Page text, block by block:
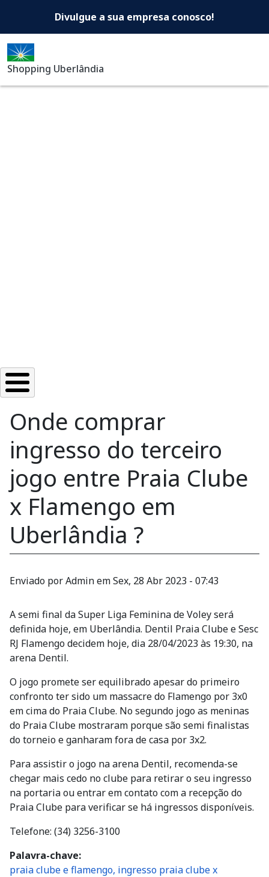
Shopping Uberlândia -
Divulgue a sua empresa conosco!
Shopping Uberlândia
Onde comprar
ingresso do terceiro
jogo entre Praia Clube
x Flamengo em
Uberlândia ?
Enviado porAdminemSex, 28 Abr 2023 - 07:43
A semi final da Super Liga Feminina de Voley será
definida hoje, em Uberlândia. Dentil Praia Clube e Sesc
RJ Flamengo decidem hoje, dia 28/04/2023 às 19:30, na
arena Dentil.
O jogo promete ser equilibrado apesar do primeiro
confronto ter sido um massacre do Flamengo por 3x0
em cima do Praia Clube. No segundo jogo as meninas
do Praia Clube mostraram porque são semi finalistas
do torneio e ganharam fora de casa por 3x2.
Para assistir o jogo na arena Dentil, recomenda-se
chegar mais cedo no clube para retirar o seu ingresso
na portaria ou entrar em contato com a recepção do
Praia Clube para verificar se há ingressos disponíveis.
Telefone: (34) 3256-3100
Palavra-chave
praia clube e flamengo, ingresso praia clube x